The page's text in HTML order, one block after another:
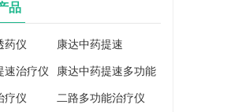
品
药仪 康达中药提速
速治疗仪 康达中药提速多功能
治疗仪
疗仪 二路多功能治疗仪